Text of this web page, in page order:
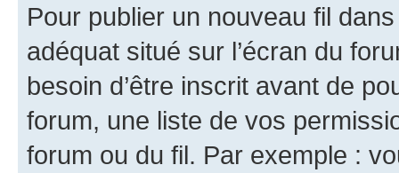
Pour publier un nouveau fil
adéquat situé sur l’écran du
besoin d’être inscrit avant de
forum, une liste de vos
forum ou du fil. Par exemple :